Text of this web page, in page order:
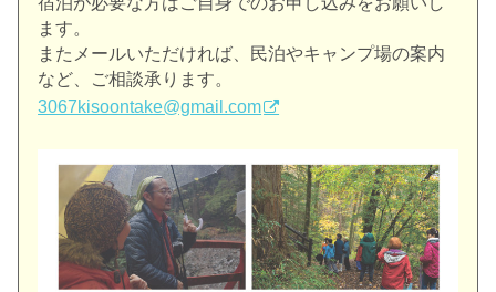
ます。
またメールいただければ、民泊やキャンプ場の案内
など、
ご相談承ります。
3067kisoontake@gmail.com